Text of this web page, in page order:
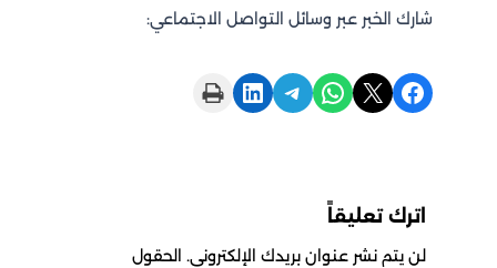
شارك الخبر عبر وسائل التواصل الاجتماعي:
Share on Facebook
Share on X
Share on WhatsApp
Share on Telegram
Share on LinkedIn
Print this Page
اترك تعليقاً
لن يتم نشر عنوان بريدك الإلكتروني. الحقول